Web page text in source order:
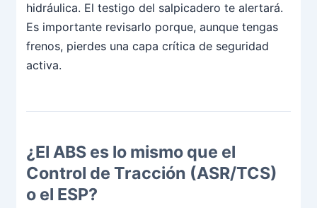
hidráulica. El testigo del salpicadero te alertará.
Es importante revisarlo porque, aunque tengas
frenos, pierdes una capa crítica de seguridad
activa.
¿El ABS es lo mismo que el
Control de Tracción (ASR/TCS)
o el ESP?